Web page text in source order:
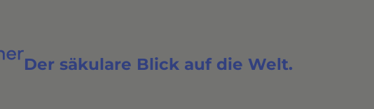
Der säkulare Blick auf die Welt.